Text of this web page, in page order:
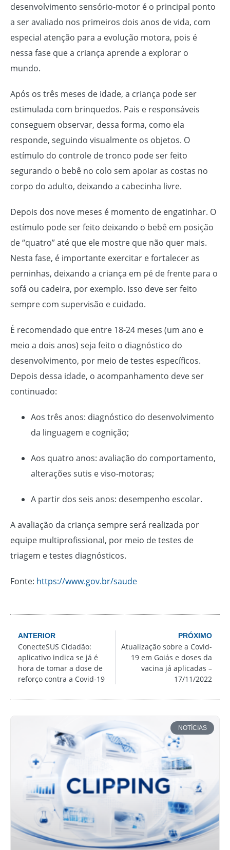
desenvolvimento sensório-motor é o principal ponto
a ser avaliado nos primeiros dois anos de vida, com
especial atenção para a evolução motora, pois é
nessa fase que a criança aprende a explorar o
mundo.
Após os três meses de idade, a criança pode ser
estimulada com brinquedos. Pais e responsáveis
conseguem observar, dessa forma, como ela
responde, seguindo visualmente os objetos. O
estímulo do controle de tronco pode ser feito
segurando o bebê no colo sem apoiar as costas no
corpo do adulto, deixando a cabecinha livre.
Depois dos nove meses é momento de engatinhar. O
estímulo pode ser feito deixando o bebê em posição
de “quatro” até que ele mostre que não quer mais.
Nesta fase, é importante exercitar e fortalecer as
perninhas, deixando a criança em pé de frente para o
sofá ou cadeira, por exemplo. Isso deve ser feito
sempre com supervisão e cuidado.
É recomendado que entre 18-24 meses (um ano e
meio a dois anos) seja feito o diagnóstico do
desenvolvimento, por meio de testes específicos.
Depois dessa idade, o acompanhamento deve ser
continuado:
Aos três anos: diagnóstico do desenvolvimento
da linguagem e cognição;
Aos quatro anos: avaliação do comportamento,
alterações sutis e viso-motoras;
A partir dos seis anos: desempenho escolar.
A avaliação da criança sempre será realizada por
equipe multiprofissional, por meio de testes de
triagem e testes diagnósticos.
Fonte: https://www.gov.br/saude
ANTERIOR
ConecteSUS Cidadão:
aplicativo indica se já é
hora de tomar a dose de
reforço contra a Covid-19
PRÓXIMO
Atualização sobre a Covid-
19 em Goiás e doses da
vacina já aplicadas –
17/11/2022
NOTÍCIAS